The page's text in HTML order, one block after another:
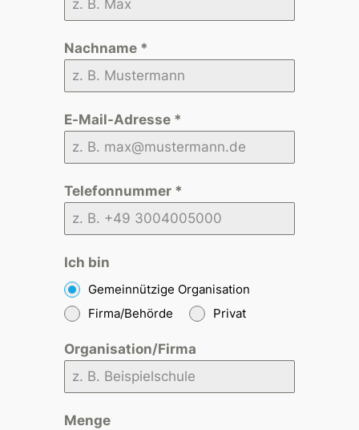
Nachname *
E-Mail-Adresse *
Telefonnummer *
Ich bin
Gemeinnützige Organisation
Firma/Behörde
Privat
Organisation/Firma
Menge